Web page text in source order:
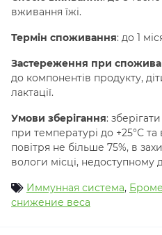
вживання їжі.
Термін споживання: до 1
Застереження при
до компонентів продукту,
лактації.
Умови зберігання:
при температурі до +25°С та
повітря не більше 75%, в
вологи місці, недоступному
Иммунная система,
снижение веса